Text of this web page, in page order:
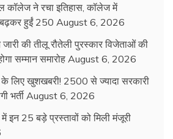
कॉलेज ने रचा इतिहास, कॉलेज में
बढ़कर हुईं 250 August 6, 2026
की तीलू रौतेली पुरस्कार विजेताओं की
सम्मान समारोह August 6, 2026
लिए खुशखबरी! 2500 से ज्यादा सरकारी
भर्ती August 6, 2026
इन 25 बड़े प्रस्तावों को मिली मंजूरी